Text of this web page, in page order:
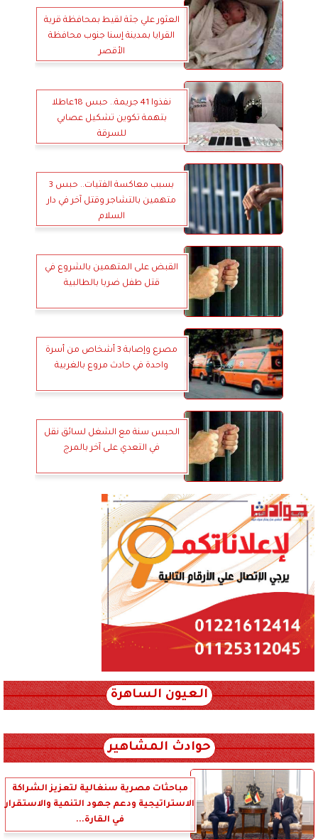
العثور علي جثة لقيط بمحافظة قرية
القرايا بمدينة إسنا جنوب محافظة
الأقصر
نفذوا 41 جريمة.. حبس 18عاطلا
بتهمة تكوين تشكيل عصابي
للسرقة
بسبب معاكسة الفتيات.. حبس 3
متهمين بالتشاجر وقتل آخر في دار
السلام
القبض على المتهمين بالشروع في
قتل طفل ضربا بالطالبية
مصرع وإصابة 3 أشخاص من أسرة
واحدة في حادث مروع بالغربية
الحبس سنة مع الشغل لسائق نقل
في التعدي على آخر بالمرج
العيون الساهرة
حوادث المشاهير
مباحثات مصرية سنغالية لتعزيز الشراكة
الاستراتيجية ودعم جهود التنمية والاستقرار
في القارة...